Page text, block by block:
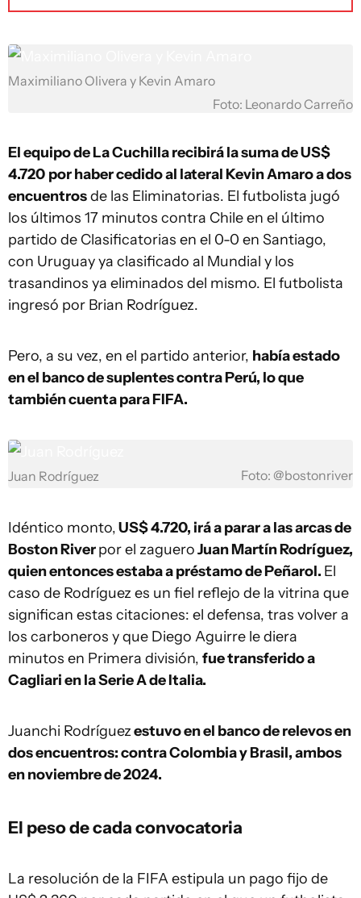
Maximiliano Olivera y Kevin Amaro
Foto: Leonardo Carreño
El equipo de La Cuchilla recibirá la suma de US$
4.720 por haber cedido al lateral Kevin Amaro a dos
encuentrosde las Eliminatorias. El futbolista jugó
los últimos 17 minutos contra Chile en el último
partido de Clasificatorias en el 0-0 en Santiago,
con Uruguay ya clasificado al Mundial y los
trasandinos ya eliminados del mismo. El futbolista
ingresó por Brian Rodríguez.
Pero, a su vez, en el partido anterior, había estado
en el banco de suplentes contra Perú, lo que
también cuenta para FIFA.
Juan Rodríguez Foto: @bostonriver
Idéntico monto,US$ 4.720, irá a parar a las arcas de
Boston Riverpor el zagueroJuan Martín Rodríguez,
quien entonces estaba a préstamo de Peñarol. El
caso de Rodríguez es un fiel reflejo de la vitrina que
significan estas citaciones: el defensa, tras volver a
los carboneros y que Diego Aguirre le diera
minutos en Primera división, fue transferido a
Cagliari en la Serie A de Italia.
Juanchi Rodríguezestuvo en el banco de relevos en
dos encuentros: contra Colombia y Brasil, ambos
en noviembre de 2024.
El peso de cada convocatoria
La resolución de la FIFA estipula un pago fijo de